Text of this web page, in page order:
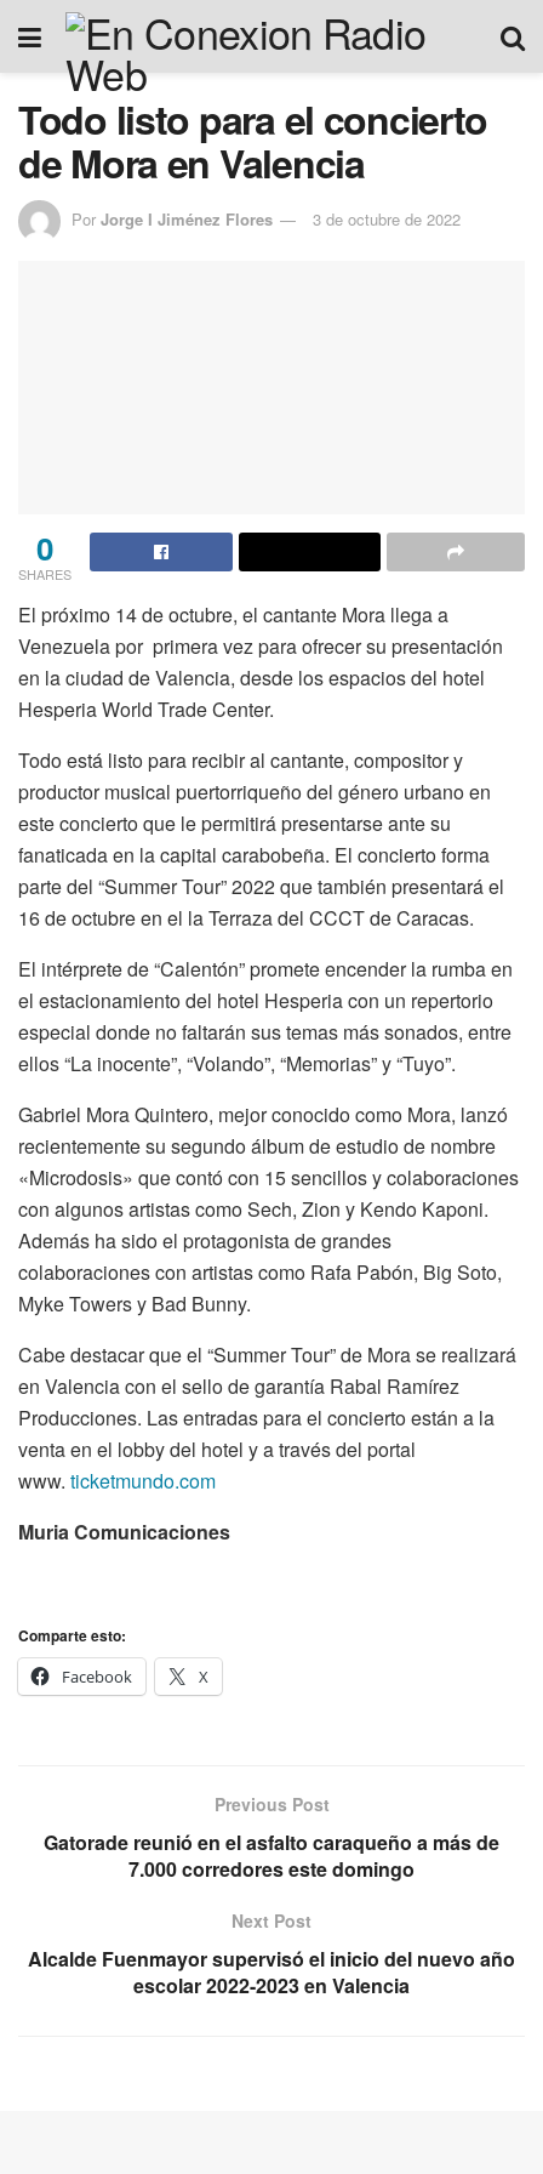
Todo listo para el concierto
de Mora en Valencia
Por Jorge I Jiménez Flores 3 de octubre de 2022
0
SHARES
El próximo 14 de octubre, el cantante Mora llega a
Venezuela por primera vez para ofrecer su presentación
en la ciudad de Valencia, desde los espacios del hotel
Hesperia World Trade Center.
Todo está listo para recibir al cantante, compositor y
productor musical puertorriqueño del género urbano en
este concierto que le permitirá presentarse ante su
fanaticada en la capital carabobeña. El concierto forma
parte del “Summer Tour” 2022 que también presentará el
16 de octubre en el la Terraza del CCCT de Caracas.
El intérprete de “Calentón” promete encender la rumba en
el estacionamiento del hotel Hesperia con un repertorio
especial donde no faltarán sus temas más sonados, entre
ellos “La inocente”, “Volando”, “Memorias” y “Tuyo”.
Gabriel Mora Quintero, mejor conocido como Mora, lanzó
recientemente su segundo álbum de estudio de nombre
«Microdosis» que contó con 15 sencillos y colaboraciones
con algunos artistas como Sech, Zion y Kendo Kaponi.
Además ha sido el protagonista de grandes
colaboraciones con artistas como Rafa Pabón, Big Soto,
Myke Towers y Bad Bunny.
Cabe destacar que el “Summer Tour” de Mora se realizará
en Valencia con el sello de garantía Rabal Ramírez
Producciones. Las entradas para el concierto están a la
venta en el lobby del hotel y a través del portal
www. ticketmundo.com
Muria Comunicaciones
Comparte esto:
Facebook
X
Previous Post
Gatorade reunió en el asfalto caraqueño a más de
7.000 corredores este domingo
Next Post
Alcalde Fuenmayor supervisó el inicio del nuevo año
escolar 2022-2023 en Valencia